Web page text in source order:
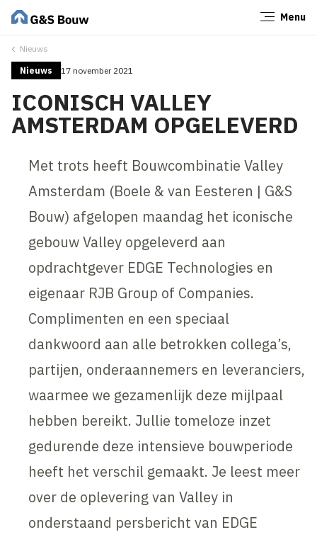
Menu
Nieuws
Nieuws 17 november 2021
ICONISCH VALLEY
AMSTERDAM OPGELEVERD
Met trots heeft Bouwcombinatie Valley
Amsterdam (Boele & van Eesteren | G&S
Bouw) afgelopen maandag het iconische
gebouw Valley opgeleverd aan
opdrachtgever EDGE Technologies en
eigenaar RJB Group of Companies.
Complimenten en een speciaal
dankwoord aan alle betrokken collega’s,
partijen, onderaannemers en leveranciers,
waarmee we gezamenlijk deze mijlpaal
hebben bereikt. Jullie tomeloze inzet
gedurende deze intensieve bouwperiode
heeft het verschil gemaakt. Je leest meer
over de oplevering van Valley in
onderstaand persbericht van EDGE
Sluiten